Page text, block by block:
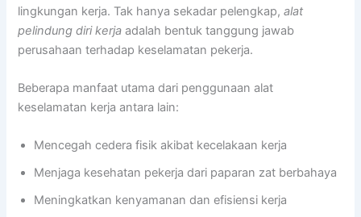
lingkungan kerja. Tak hanya sekadar pelengkap,alat
pelindung diri kerja adalah bentuk tanggung jawab
perusahaan terhadap keselamatan pekerja.
Beberapa manfaat utama dari penggunaan alat
keselamatan kerja antara lain:
Mencegah cedera fisik akibat kecelakaan kerja
Menjaga kesehatan pekerja dari paparan zat berbahaya
Meningkatkan kenyamanan dan efisiensi kerja